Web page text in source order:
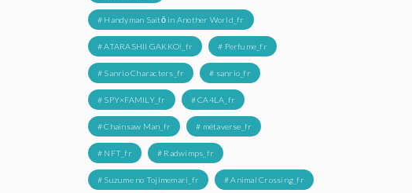
# Handyman Saitō in Another World_fr
# ATARASHII GAKKO!_fr # Perfume_fr
# Sanrio Characters_fr # sanrio_fr
# SPY×FAMILY_fr # CA4LA_fr
# Chainsaw Man_fr # métaverse_fr
# NFT_fr # Radwimps_fr
# Suzume no Tojimemari_fr # Animal Crossing_fr